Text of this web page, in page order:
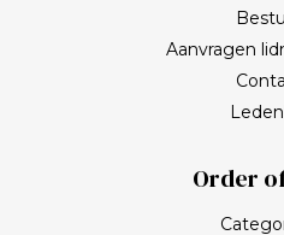
Aanvragen
Order